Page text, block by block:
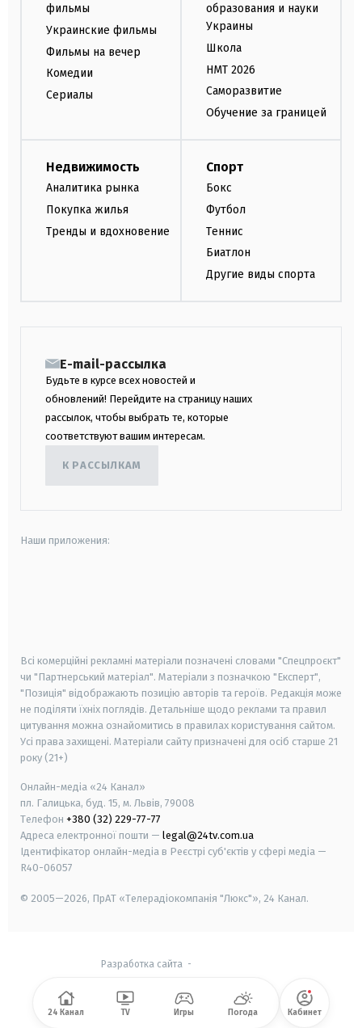
фильмы
Украинские фильмы
Фильмы на вечер
Комедии
Сериалы
образования и науки
Украины
Школа
НМТ 2026
Саморазвитие
Обучение за границей
Недвижимость
Аналитика рынка
Покупка жилья
Тренды и вдохновение
Спорт
Бокс
Футбол
Теннис
Биатлон
Другие виды спорта
E-mail-рассылка
Будьте в курсе всех новостей и
обновлений! Перейдите на страницу наших
рассылок, чтобы выбрать те, которые
соответствуют вашим интересам.
К РАССЫЛКАМ
Наши приложения:
Всі комерційні рекламні матеріали позначені словами "Спецпроєкт"
чи "Партнерський матеріал". Матеріали з позначкою "Експерт",
"Позиція" відображають позицію авторів та героїв. Редакція може
не поділяти їхніх поглядів. Детальніше щодо реклами та правил
цитування можна ознайомитись в правилах користування сайтом.
Усі права захищені. Матеріали сайту призначені для осіб старше 21
року (21+)
Онлайн-медіа «24 Канал»
пл. Галицька, буд. 15, м. Львів, 79008
Телефон +380 (32) 229-77-77
Адреса електронної пошти — legal@24tv.com.ua
Ідентифікатор онлайн-медіа в Реєстрі суб'єктів у сфері медіа —
R40-06057
© 2005—2026, ПрАТ «Телерадіокомпанія "Люкс"», 24 Канал.
Разработка сайта -
24 Канал TV Игры Погода Кабинет